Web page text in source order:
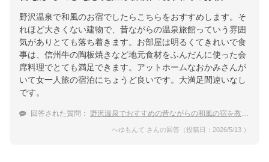
野沢温泉で和風のお宿でしたらこちらをおすすめします。そ
れほど大きくない建物で、昔ながらの温泉旅館っていう雰囲
気がありとても落ち着きます。お部屋は明るくてきれいで食
事は、信州牛の陶板焼きなど地元食材をふんだんに使った会
席料理でとても満足できます。アットホームなおかみさんが
いて女一人旅の宿泊にちょうど良いです。大満足間違いなし
です。
回答された質問： 野沢温泉でおすすめの昔ながらの和風の宿を教えて！
へゆもんて さんの回答（投稿日：2026/5/13 ）